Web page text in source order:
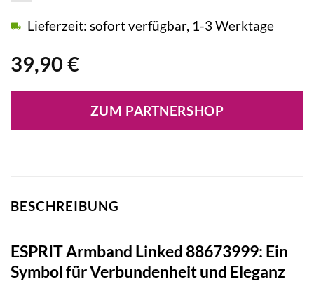
39,90 €
Lieferzeit: sofort verfügbar, 1-3 Werktage
ZUM PARTNERSHOP
BESCHREIBUNG
ESPRIT Armband Linked 88673999: Ein
Symbol für Verbundenheit und Eleganz